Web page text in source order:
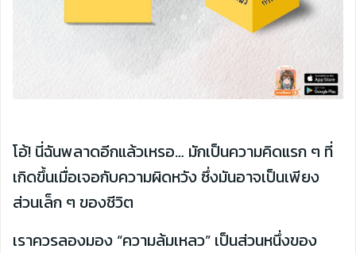
โอ้! นี่ฉันพลาดอีกแล้วเหรอ… มักเป็นความคิดแรก ๆ ที่
เกิดขึ้นเมื่อเจอกับความผิดหวัง ซึ่งมันอาจเป็นเพียง
ส่วนเล็ก ๆ ของชีวิต
เราควรลองมอง “ความล้มเหลว” เป็นส่วนหนึ่งของ